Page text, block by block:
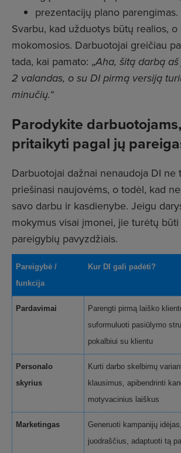
prezentacijų plano parengimas.
Svarbu, kad užduotys būtų realios, o
mokomosios. Darbuotojai greičiau
tada, kai pamato: „Aha, šitą darbą
2 valandas, o su DI pirmą versiją
minučių.“
Parodykite
pritaikyti pagal jų
Darbuotojai dažnai nenaudoja DI ne
priešinasi naujovėms, o todėl, kad
savo darbu ir kasdienybe. Jeigu
mokymus visai įmonei, jie turėtų
pareigybių pavyzdžiais.
Pareigybė /
funkcija
Kur DI gali padėti?
Pardavimai
Parengti pirmą laiško
suformuluoti pasiūlymo
pokalbiui su klientu
Personalo
skyrius
Kurti darbo skelbimų
klausimus, apibendrinti
motyvacinius laiškus
Marketingas
Generuoti kampanijų
juodraščius, adaptuoti tą